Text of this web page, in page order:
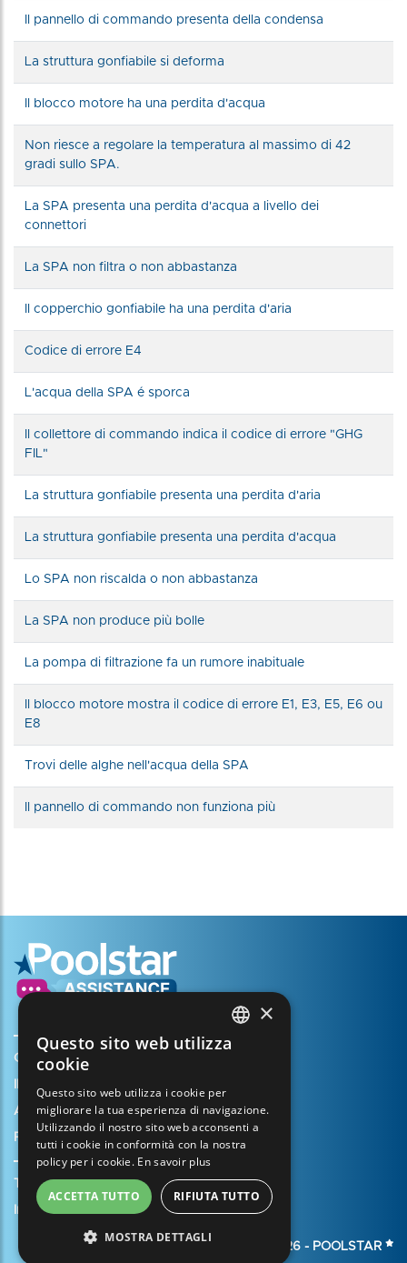
Il pannello di commando presenta della condensa
La struttura gonfiabile si deforma
Il blocco motore ha una perdita d'acqua
Non riesce a regolare la temperatura al massimo di 42
gradi sullo SPA.
La SPA presenta una perdita d'acqua a livello dei
connettori
La SPA non filtra o non abbastanza
Il copperchio gonfiabile ha una perdita d'aria
Codice di errore E4
L'acqua della SPA é sporca
Il collettore di commando indica il codice di errore "GHG
FIL"
La struttura gonfiabile presenta una perdita d'aria
La struttura gonfiabile presenta una perdita d'acqua
Lo SPA non riscalda o non abbastanza
La SPA non produce più bolle
La pompa di filtrazione fa un rumore inabituale
Il blocco motore mostra il codice di errore E1, E3, E5, E6 ou
E8
Trovi delle alghe nell'acqua della SPA
Il pannello di commando non funziona più
Creare il mio account
Aprire un caso di assistenza
Registrazione della garanzia
Termini e condizioni di vendita
Informazioni legali
© 2026 - POOLSTAR
FRENCH
SPANISH
ITALIAN
GERMAN
×
Questo sito web utilizza
cookie
Questo sito web utilizza i cookie per
migliorare la tua esperienza di navigazione.
Utilizzando il nostro sito web acconsenti a
tutti i cookie in conformità con la nostra
policy per i cookie. En savoir plus
ACCETTA TUTTO RIFIUTA TUTTO
MOSTRA DETTAGLI